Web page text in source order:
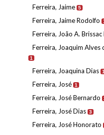
Ferreira, Jaime 5
Ferreira, Jaime Rodolfo
Ferreira, João A. Brissac
Ferreira, Joaquim Alves
1
Ferreira, Joaquina Dias 1
Ferreira, José 1
Ferreira, José Bernardo
Ferreira, José Dias 3
Ferreira, José Honorato